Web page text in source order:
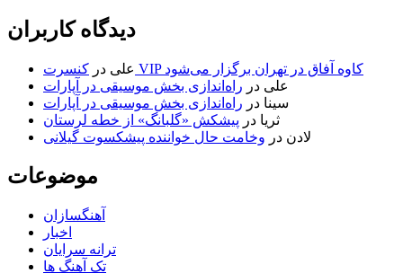
دیدگاه کاربران
علی در
کنسرت VIP کاوه آفاق در تهران برگزار می‌شود
علی در راه‌اندازی بخش موسیقی در آپارات
سینا در راه‌اندازی بخش موسیقی در آپارات
ثریا در پیشکش «گلبانگ» از خطه لرستان
لادن در وخامت حال خواننده پیشکسوت گیلانی
موضوعات
آهنگسازان
اخبار
ترانه سرایان
تک آهنگ ها